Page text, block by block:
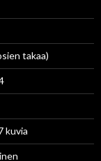
takaa)
kuvia